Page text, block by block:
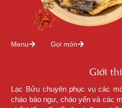
Menu Gọi món
Giới
Lạc Bửu chuyên phục vụ các
cháo bào ngư, cháo yến và các